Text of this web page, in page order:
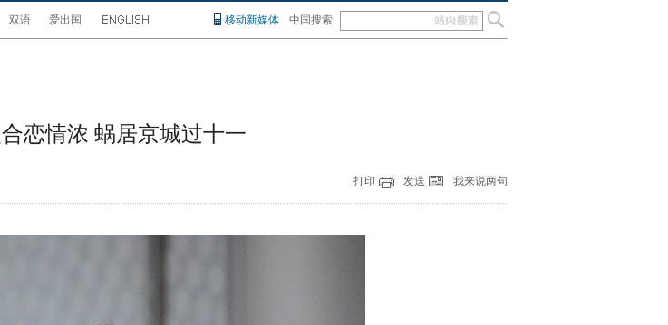
双语 爱出国 移动新媒体 中国搜索
恋情浓 蜗居京城过十一
打印 发送 我来说两句